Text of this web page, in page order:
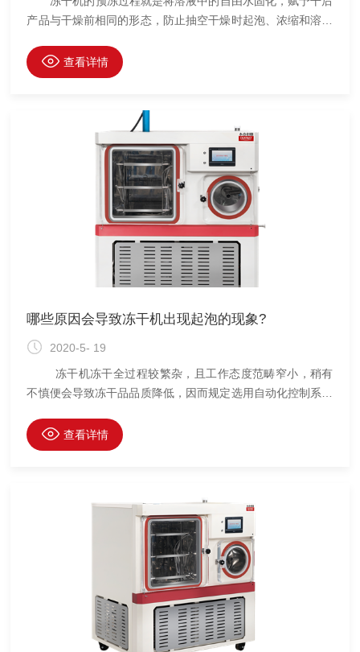
产品与干燥前相同的形态，防止抽空干燥时起泡、浓缩和溶质
少和生命特性的变化。
查看详情
哪些原因会导致冻干机出现起泡的现象?
2020-5- 19
冻干机冻干全过程较繁杂，且工作态度范畴窄小，稍有
不慎便会导致冻干品品质降低，因而规定选用自动化控制系统
原材料放进按键启动，冷冻真空泵升化干躁一挥而就，提醒冻
干进行后待机进料。使用冻干机进行冻干的药物会出现起泡的
好原材料的特性 3.真空泵没有操纵好 4.加温的程序流
查看详情